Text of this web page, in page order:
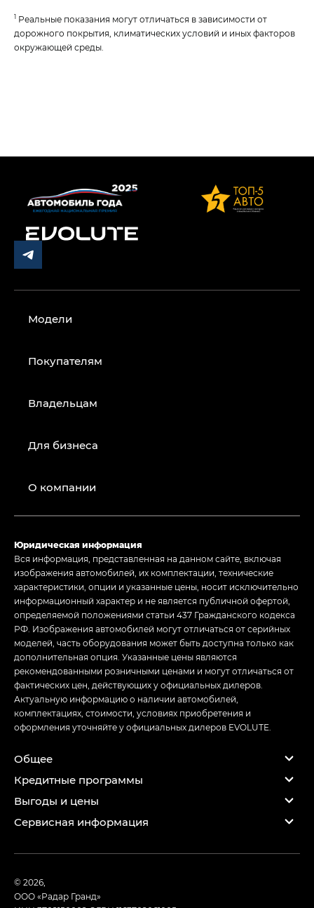
1 Реальные показания могут отличаться в зависимости от
дорожного покрытия, климатических условий и иных факторов
окружающей среды.
Модели
Покупателям
Владельцам
Для бизнеса
О компании
Юридическая информация
Вся информация, представленная на данном сайте, включая
изображения автомобилей, их комплектации, технические
характеристики, опции и указанные цены, носит исключительно
информационный характер и не является публичной офертой,
определяемой положениями статьи 437 Гражданского кодекса
РФ. Изображения автомобилей могут отличаться от серийных
моделей, часть оборудования может быть доступна только как
дополнительная опция. Указанные цены являются
рекомендованными розничными ценами и могут отличаться от
фактических цен, действующих у официальных дилеров.
Актуальную информацию о наличии автомобилей,
комплектациях, стоимости, условиях приобретения и
оформления уточняйте у официальных дилеров EVOLUTE.
Общее
Кредитные программы
Выгоды и цены
Сервисная информация
© 2026,
ООО «Радар Гранд»